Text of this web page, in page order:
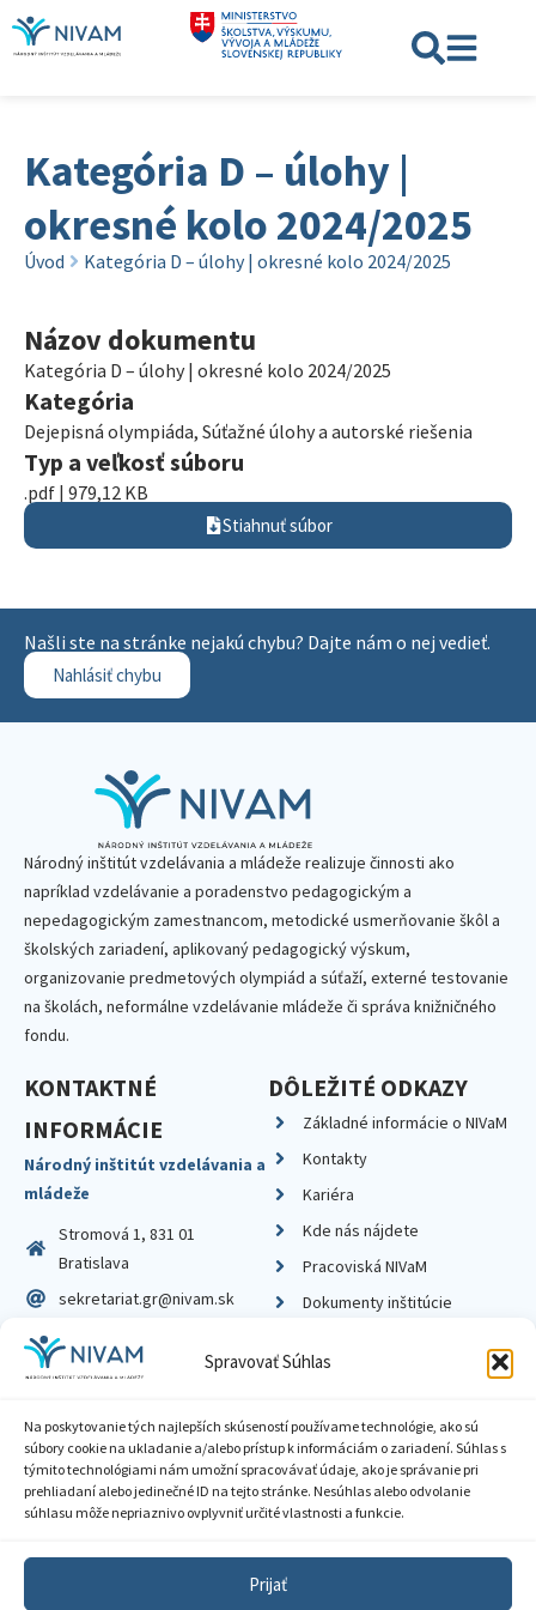
Spravovať Súhlas
Na poskytovanie tých najlepších skúseností používame technológie, ako sú
súbory cookie na ukladanie a/alebo prístup k informáciám o zariadení. Súhlas s
týmito technológiami nám umožní spracovávať údaje, ako je správanie pri
prehliadaní alebo jedinečné ID na tejto stránke. Nesúhlas alebo odvolanie
súhlasu môže nepriaznivo ovplyvniť určité vlastnosti a funkcie.
Prijať
Kategória D – úlohy |
okresné kolo 2024/2025
Úvod Kategória D – úlohy | okresné kolo 2024/2025
Názov dokumentu
Kategória D – úlohy | okresné kolo 2024/2025
Kategória
Dejepisná olympiáda, Súťažné úlohy a autorské riešenia
Typ a veľkosť súboru
.pdf | 979,12 KB
Stiahnuť súbor
Našli ste na stránke nejakú chybu? Dajte nám o nej vedieť.
Nahlásiť chybu
Národný inštitút vzdelávania a mládeže realizuje činnosti ako
napríklad vzdelávanie a poradenstvo pedagogickým a
nepedagogickým zamestnancom, metodické usmerňovanie škôl a
školských zariadení, aplikovaný pedagogický výskum,
organizovanie predmetových olympiád a súťaží, externé testovanie
na školách, neformálne vzdelávanie mládeže či správa knižničného
fondu.
KONTAKTNÉ
INFORMÁCIE
Národný inštitút vzdelávania a
mládeže
Stromová 1, 831 01
Bratislava
sekretariat.gr@nivam.sk
IČO: 00164348
DIČ: 2020798714
DÔLEŽITÉ ODKAZY
Základné informácie o NIVaM
Kontakty
Kariéra
Kde nás nájdete
Pracoviská NIVaM
Dokumenty inštitúcie
Zásady ochrany súkromia
Sprístupnenie informácií